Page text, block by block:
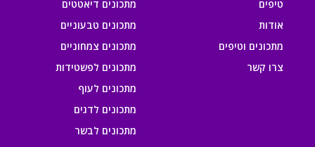
טיפים
אודות
מתכונים וטיפים
צרו קשר
מתכונים דיאטטים
מתכונים טבעוניים
מתכונים צמחוניים
מתכונים לפשטידות
מתכונים לעוף
מתכונים לדגים
מתכונים לבשר